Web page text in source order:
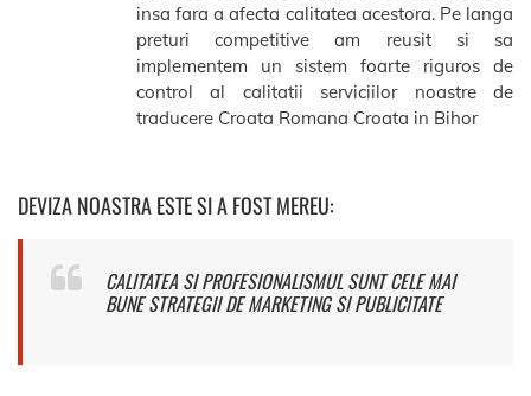
insa fara a afecta calitatea acestora. Pe langa
preturi competitive am reusit si sa
implementem un sistem foarte riguros de
control al calitatii serviciilor noastre de
traducere Croata Romana Croata in Bihor
DEVIZA NOASTRA ESTE SI A FOST MEREU:
CALITATEA SI PROFESIONALISMUL SUNT CELE MAI
BUNE STRATEGII DE MARKETING SI PUBLICITATE